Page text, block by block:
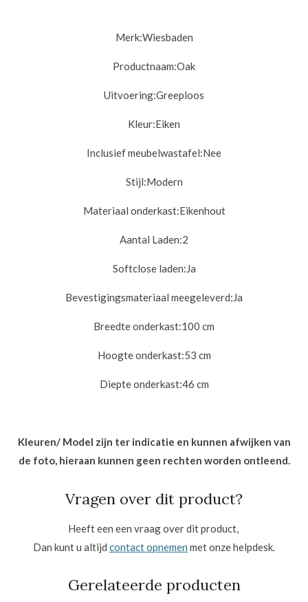
Merk:Wiesbaden
Productnaam:Oak
Uitvoering:Greeploos
Kleur:Eiken
Inclusief meubelwastafel:Nee
Stijl:Modern
Materiaal onderkast:Eikenhout
Aantal Laden:2
Softclose laden:Ja
Bevestigingsmateriaal meegeleverd:Ja
Breedte onderkast:100 cm
Hoogte onderkast:53 cm
Diepte onderkast:46 cm
Kleuren/ Model zijn ter indicatie en kunnen afwijken van
de foto, hieraan kunnen geen rechten worden ontleend.
Vragen over dit product?
Heeft een een vraag over dit product,
Dan kunt u altijd contact opnemen met onze helpdesk.
Gerelateerde producten